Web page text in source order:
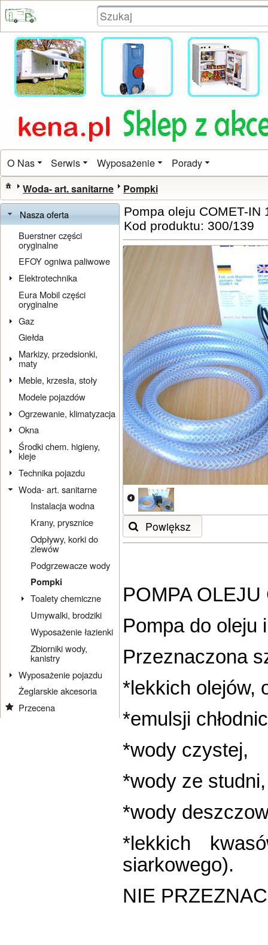
O Nas Serwis Wyposażenie Porady
Woda- art. sanitarne Pompki
Nasza oferta
Buerstner części
oryginalne
EFOY ogniwa paliwowe
Elektrotechnika
Eura Mobil części
oryginalne
Gaz
Giełda
Markizy, przedsionki,
maty
Meble, krzesła, stoły
Modele pojazdów
Ogrzewanie, klimatyzacja
Okna
Środki chem. higieny,
kleje
Technika pojazdu
Woda- art. sanitarne
Instalacja wodna
Krany, prysznice
Odpływy, korki do
zlewów
Podgrzewacze wody
Pompki
Toalety chemiczne
Umywalki, brodziki
Wyposażenie łazienki
Zbiorniki wody,
kanistry
Wyposażenie pojazdu
Żeglarskie akcesoria
Przecena
Pompa oleju COMET-IN
Kod produktu: 300/139
Powiększ
POMPA
Pompa do oleju
Przeznaczona
*lekkich olejów,
*emulsji
*wody czystej,
*wody ze studni,
*wody
*lekkich
siarkowego).
NIE